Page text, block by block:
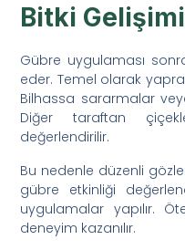
Bitki
Gübre uygulaması
eder. Temel olarak
Bilhassa sararmalar
Diğer taraftan
değerlendirilir.
Bu nedenle düzenli
gübre etkinliği
uygulamalar yapılır.
deneyim kazanılır.